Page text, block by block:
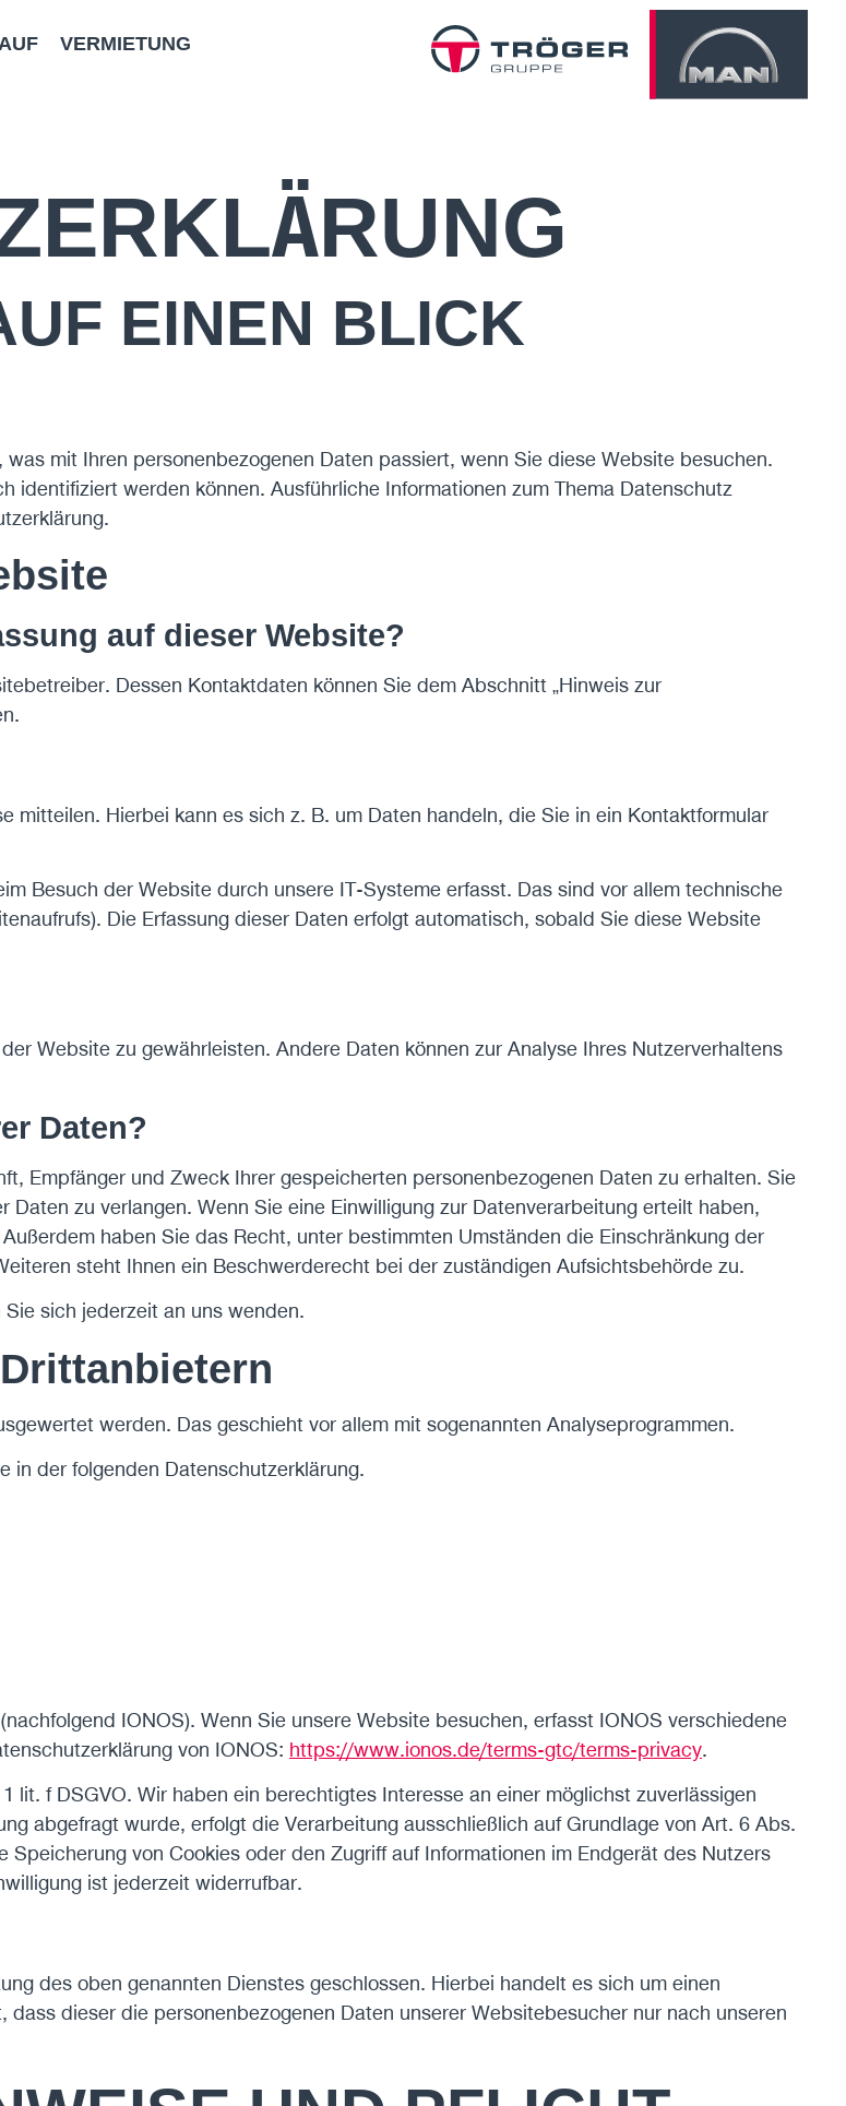
VERMIETUNG
EINEN BLICK
mit Ihren personenbezogenen Daten passiert, wenn Sie diese Website besuchen.
identifiziert werden können. Ausführliche Informationen zum Thema Datenschutz
auf dieser Website?
Dessen Kontaktdaten können Sie dem Abschnitt „Hinweis zur
mitteilen. Hierbei kann es sich z. B. um Daten handeln, die Sie in ein Kontaktformular
Besuch der Website durch unsere IT-Systeme erfasst. Das sind vor allem technische
Die Erfassung dieser Daten erfolgt automatisch, sobald Sie diese Website
Website zu gewährleisten. Andere Daten können zur Analyse Ihres Nutzerverhaltens
Daten?
Empfänger und Zweck Ihrer gespeicherten personenbezogenen Daten zu erhalten. Sie
zu verlangen. Wenn Sie eine Einwilligung zur Datenverarbeitung erteilt haben,
haben Sie das Recht, unter bestimmten Umständen die Einschränkung der
steht Ihnen ein Beschwerderecht bei der zuständigen Aufsichtsbehörde zu.
sich jederzeit an uns wenden.
werden. Das geschieht vor allem mit sogenannten Analyseprogrammen.
in der folgenden Datenschutzerklärung.
IONOS). Wenn Sie unsere Website besuchen, erfasst IONOS verschiedene
von IONOS: https://www.ionos.de/terms-gtc/terms-privacy.
lit. f DSGVO. Wir haben ein berechtigtes Interesse an einer möglichst zuverlässigen
abgefragt wurde, erfolgt die Verarbeitung ausschließlich auf Grundlage von Art. 6 Abs.
von Cookies oder den Zugriff auf Informationen im Endgerät des Nutzers
ist jederzeit widerrufbar.
des oben genannten Dienstes geschlossen. Hierbei handelt es sich um einen
dieser die personenbezogenen Daten unserer Websitebesucher nur nach unseren